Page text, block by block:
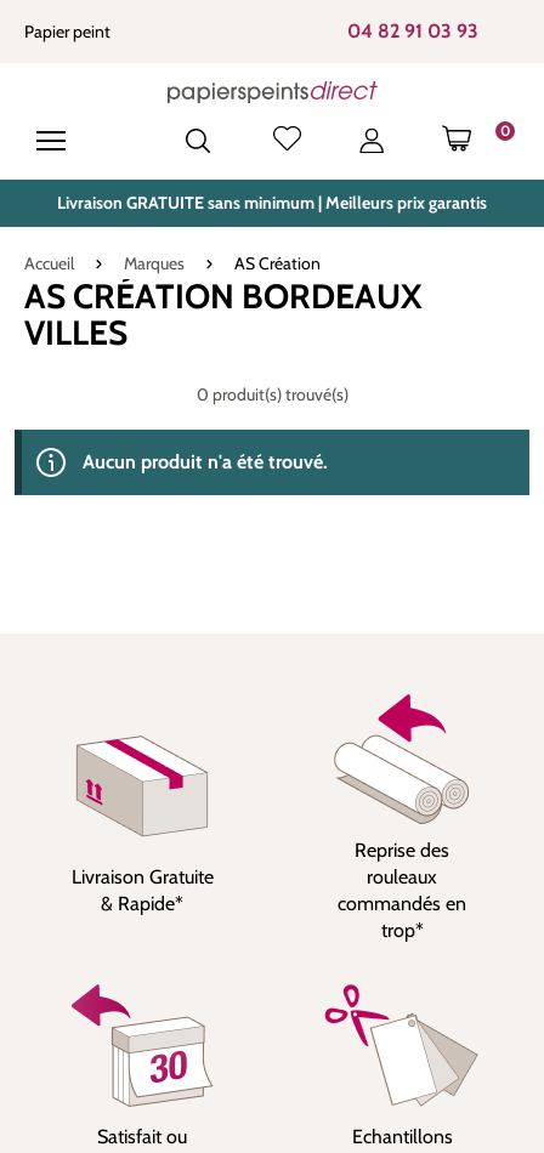
principal
Papier peint 04 82 91 03 93
0
LE
Livraison GRATUITE sans minimum | Meilleurs prix garantis
Accueil Marques AS Création
AS CRÉATION BORDEAUX
VILLES
0 produit(s) trouvé(s)
Aucun produit n'a été trouvé.
Livraison Gratuite
& Rapide*
Reprise des
rouleaux
commandés en
trop*
Satisfait ou
Echantillons